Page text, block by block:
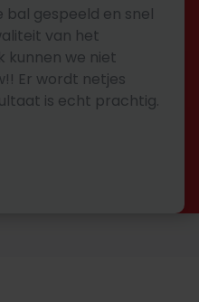
gespeeld en snel
van het
kunnen we niet
Er wordt netjes
is echt prachtig.